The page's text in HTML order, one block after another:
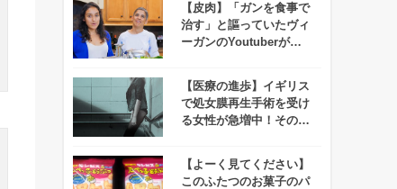
【皮肉】「ガンを食事で
治す」と謳っていたヴィ
ーガンのYoutuberがガ
【医療の進歩】イギリス
で処女膜再生手術を受け
る女性が急増中！その理
【よーく見てください】
このふたつのお菓子のパ